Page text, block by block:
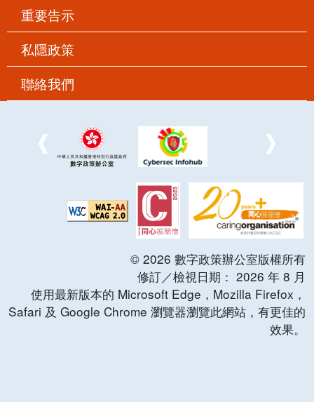
重要告示
私隱政策
聯絡我們
© 2026 數字政策辦公室版權所有
修訂／檢視日期： 2026 年 8 月
使用最新版本的 Microsoft Edge，Mozilla Firefox，
Safari 及 Google Chrome 瀏覽器瀏覽此網站，有更佳的
效果。